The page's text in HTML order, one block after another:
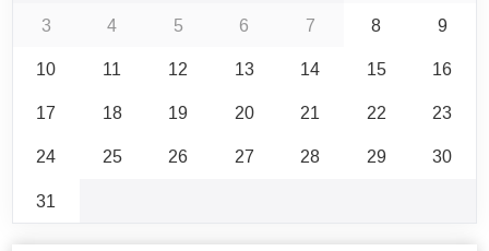
3
4 5 6 7 8
9
10
11 12 13 14 15
16
17
18 19 20 21 22
23
24
25 26 27 28 29
30
31